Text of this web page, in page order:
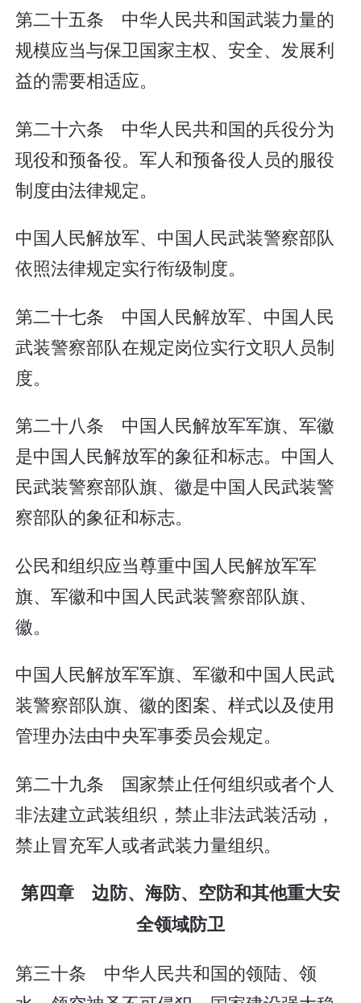
第二十五条 中华人民共和国武装力量的
规模应当与保卫国家主权、安全、发展利
益的需要相适应。
第二十六条 中华人民共和国的兵役分为
现役和预备役。军人和预备役人员的服役
制度由法律规定。
中国人民解放军、中国人民武装警察部队
依照法律规定实行衔级制度。
第二十七条 中国人民解放军、中国人民
武装警察部队在规定岗位实行文职人员制
度。
第二十八条 中国人民解放军军旗、军徽
是中国人民解放军的象征和标志。中国人
民武装警察部队旗、徽是中国人民武装警
察部队的象征和标志。
公民和组织应当尊重中国人民解放军军
旗、军徽和中国人民武装警察部队旗、
徽。
中国人民解放军军旗、军徽和中国人民武
装警察部队旗、徽的图案、样式以及使用
管理办法由中央军事委员会规定。
第二十九条 国家禁止任何组织或者个人
非法建立武装组织，禁止非法武装活动，
禁止冒充军人或者武装力量组织。
第四章 边防、海防、空防和其他重大安
全领域防卫
第三十条 中华人民共和国的领陆、领